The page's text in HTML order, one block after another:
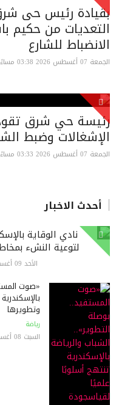
بقيادة رئيس حى
التعديات من حكيم
الانضباط للشارع
الجمعة 07 أغسطس 2026 03:38 مساءً
رئيسة حي شرق
الإشغالات وضبط
الجمعة 07 أغسطس 2026 03:33 مساءً
أحدث الاخبار
نادي الوقاية
لتوعية النشء
الأحد 09 أغسطس 2026 12:08 صباحاً
«صوت
وتطويرها
رياضة
السبت 08 أغسطس 2026 10:19 مساءً